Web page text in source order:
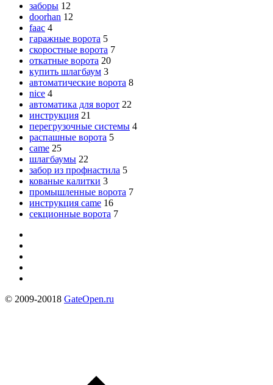
заборы 12
doorhan 12
faac 4
гаражные ворота 5
скоростные ворота 7
откатные ворота 20
купить шлагбаум 3
автоматические ворота 8
nice 4
автоматика для ворот 22
инструкция 21
перегрузочные системы 4
распашные ворота 5
came 25
шлагбаумы 22
забор из профнастила 5
кованые калитки 3
промышленные ворота 7
инструкция came 16
секционные ворота 7
© 2009-20018 GateOpen.ru